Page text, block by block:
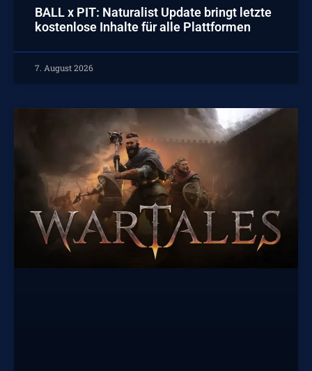
BALL x PIT: Naturalist Update bringt letzte
kostenlose Inhalte für alle Plattformen
7. August 2026